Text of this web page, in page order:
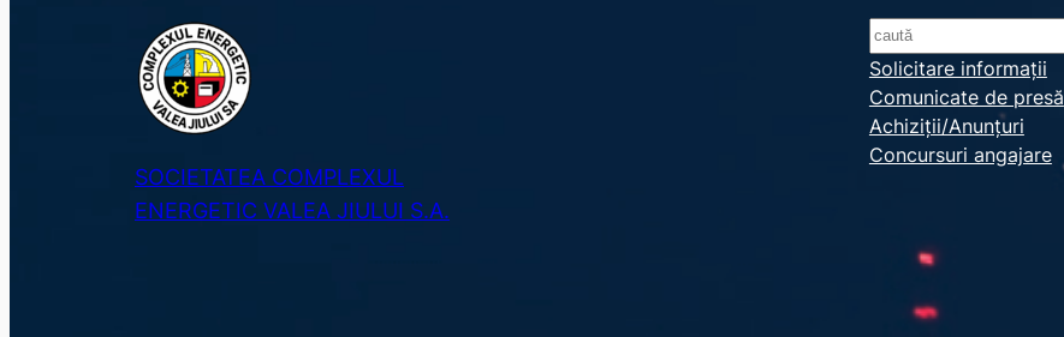
SOCIETATEA COMPLEXUL
ENERGETIC VALEA JIULUI S.A.
S
e
a
r
c
Solicitare informații
Comunicate de presă
Achiziții/Anunțuri
Concursuri angajare